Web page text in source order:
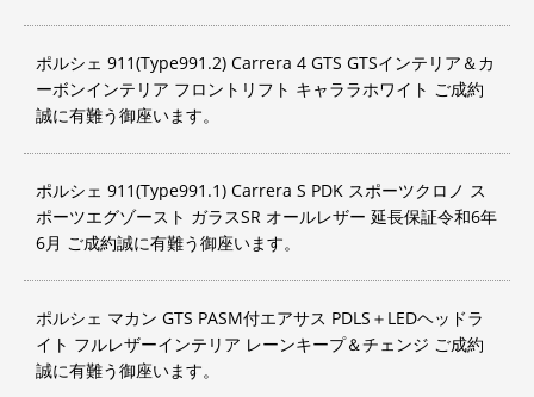
ポルシェ 911(Type991.2) Carrera 4 GTS GTSインテリア＆カ
ーボンインテリア フロントリフト キャララホワイト ご成約
誠に有難う御座います。
ポルシェ 911(Type991.1) Carrera S PDK スポーツクロノ ス
ポーツエグゾースト ガラスSR オールレザー 延長保証令和6年
6月 ご成約誠に有難う御座います。
ポルシェ マカン GTS PASM付エアサス PDLS＋LEDヘッドラ
イト フルレザーインテリア レーンキープ＆チェンジ ご成約
誠に有難う御座います。